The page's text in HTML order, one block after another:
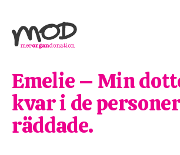
Emelie – Min
kvar i de
räddade.